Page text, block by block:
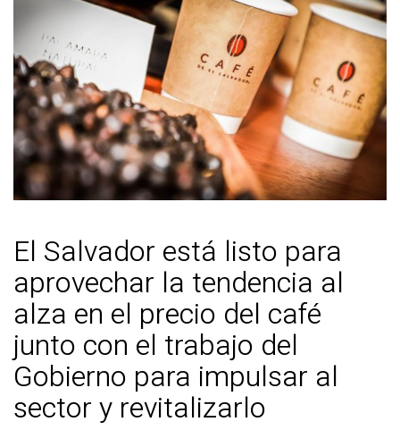
El Salvador está listo para
aprovechar la tendencia al
alza en el precio del café
junto con el trabajo del
Gobierno para impulsar al
sector y revitalizarlo